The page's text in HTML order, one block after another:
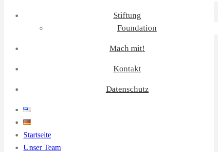
Stiftung
Foundation
Mach mit!
Kontakt
Datenschutz
Startseite
Unser Team